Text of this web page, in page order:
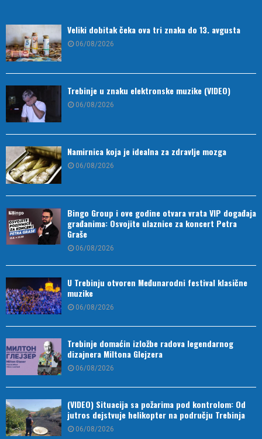
Veliki dobitak čeka ova tri znaka do 13. avgusta
06/08/2026
Trebinje u znaku elektronske muzike (VIDEO)
06/08/2026
Namirnica koja je idealna za zdravlje mozga
06/08/2026
Bingo Group i ove godine otvara vrata VIP događaja
građanima: Osvojite ulaznice za koncert Petra
Graše
06/08/2026
U Trebinju otvoren Međunarodni festival klasične
muzike
06/08/2026
Trebinje domaćin izložbe radova legendarnog
dizajnera Miltona Glejzera
06/08/2026
(VIDEO) Situacija sa požarima pod kontrolom: Od
jutros dejstvuje helikopter na području Trebinja
06/08/2026